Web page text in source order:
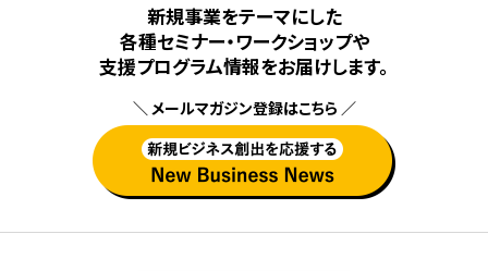
新規事業をテーマにした
各種セミナー・ワークショップや
⽀援プログラム情報をお届けします。
＼ メールマガジン登録はこちら ／